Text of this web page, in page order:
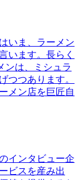
いま、ラーメン
います。長らく
ンは、ミシュラ
つつあります。
メン店を巨匠自
インタビュー企
ビスを産み出